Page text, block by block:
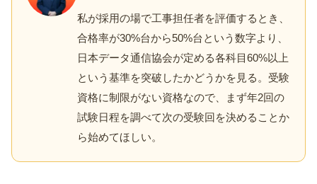
私が採用の場で工事担任者を評価するとき、
合格率が30%台から50%台という数字より、
日本データ通信協会が定める各科目60%以上
という基準を突破したかどうかを見る。受験
資格に制限がない資格なので、まず年2回の
試験日程を調べて次の受験回を決めることか
ら始めてほしい。